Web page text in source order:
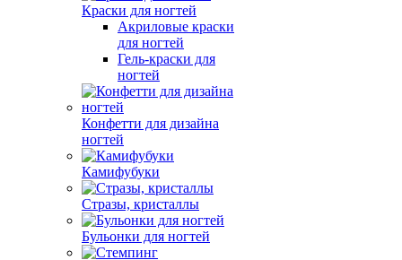
Краски для ногтей
Акриловые краски
для ногтей
Гель-краски для
ногтей
Конфетти для дизайна
ногтей
Камифубуки
Стразы, кристаллы
Бульонки для ногтей